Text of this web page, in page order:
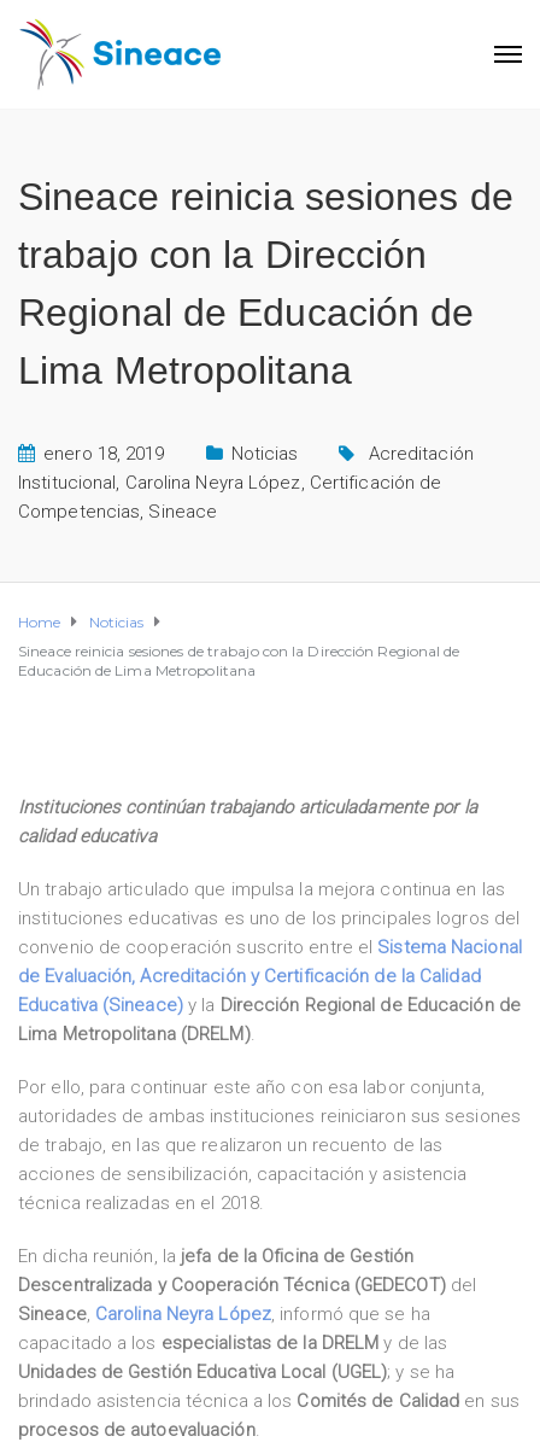
Sineace reinicia sesiones de
trabajo con la Dirección
Regional de Educación de
Lima Metropolitana
enero 18, 2019 Noticias
Acreditación
Institucional, Carolina Neyra López, Certificación de
Competencias, Sineace
Home
Noticias
Sineace reinicia sesiones de trabajo con la Dirección Regional de
Educación de Lima Metropolitana
Instituciones continúan trabajando articuladamente por la
calidad educativa
Un trabajo articulado que impulsa la mejora continua en las
instituciones educativas es uno de los principales logros del
convenio de cooperación suscrito entre el Sistema Nacional
de Evaluación, Acreditación y Certificación de la Calidad
Educativa (Sineace) y la Dirección Regional de Educación de
Lima Metropolitana (DRELM).
Por ello, para continuar este año con esa labor conjunta,
autoridades de ambas instituciones reiniciaron sus sesiones
de trabajo, en las que realizaron un recuento de las
acciones de sensibilización, capacitación y asistencia
técnica realizadas en el 2018.
En dicha reunión, la jefa de la Oficina de Gestión
Descentralizada y Cooperación Técnica (GEDECOT)del
Sineace, Carolina Neyra López, informó que se ha
capacitado a los especialistas de la DRELM y de las
Unidades de Gestión Educativa Local (UGEL); y se ha
brindado asistencia técnica a los Comités de Calidad en sus
procesos de autoevaluación.